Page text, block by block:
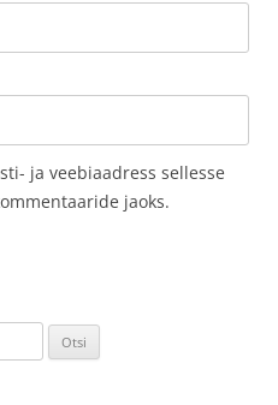
ja veebiaadress sellesse
jaoks.